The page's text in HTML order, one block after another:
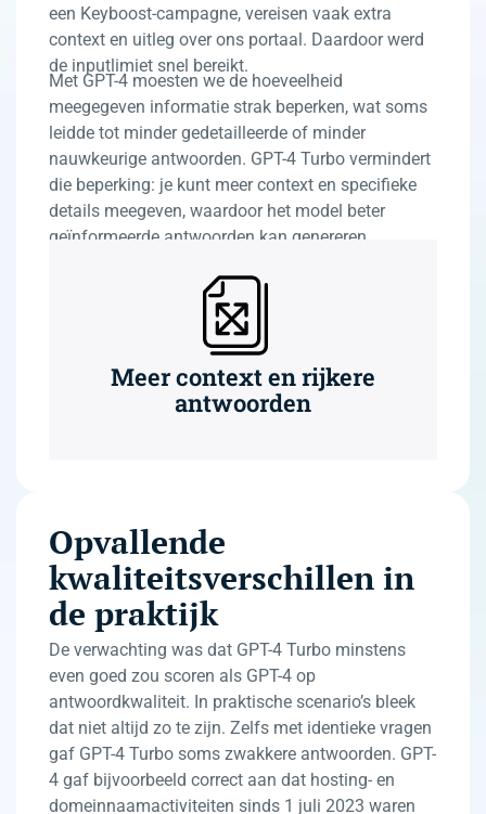
een Keyboost-campagne, vereisen vaak extra
context en uitleg over ons portaal. Daardoor werd
de inputlimiet snel bereikt.
Met GPT-4 moesten we de hoeveelheid
meegegeven informatie strak beperken, wat soms
leidde tot minder gedetailleerde of minder
nauwkeurige antwoorden. GPT-4 Turbo vermindert
die beperking: je kunt meer context en specifieke
details meegeven, waardoor het model beter
geïnformeerde antwoorden kan genereren.
Meer context en rijkere
antwoorden
Opvallende
kwaliteitsverschillen in
de praktijk
De verwachting was dat GPT-4 Turbo minstens
even goed zou scoren als GPT-4 op
antwoordkwaliteit. In praktische scenario’s bleek
dat niet altijd zo te zijn. Zelfs met identieke vragen
gaf GPT-4 Turbo soms zwakkere antwoorden. GPT-
4 gaf bijvoorbeeld correct aan dat hosting- en
domeinnaamactiviteiten sinds 1 juli 2023 waren